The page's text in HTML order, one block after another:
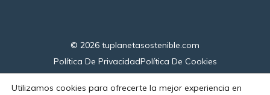
© 2026 tuplanetasostenible.com
Política De PrivacidadPolítica De Cookies
Utilizamos cookies para ofrecerte la mejor experiencia en